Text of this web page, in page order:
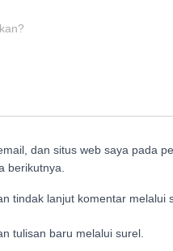
dan situs web saya pada
berikutnya.
tindak lanjut komentar melalui
tulisan baru melalui surel.